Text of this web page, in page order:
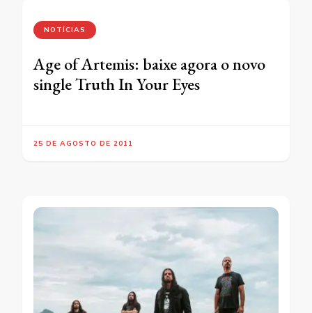
NOTÍCIAS
Age of Artemis: baixe agora o novo
single Truth In Your Eyes
25 DE AGOSTO DE 2011